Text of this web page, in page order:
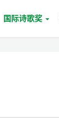
国际诗歌奖